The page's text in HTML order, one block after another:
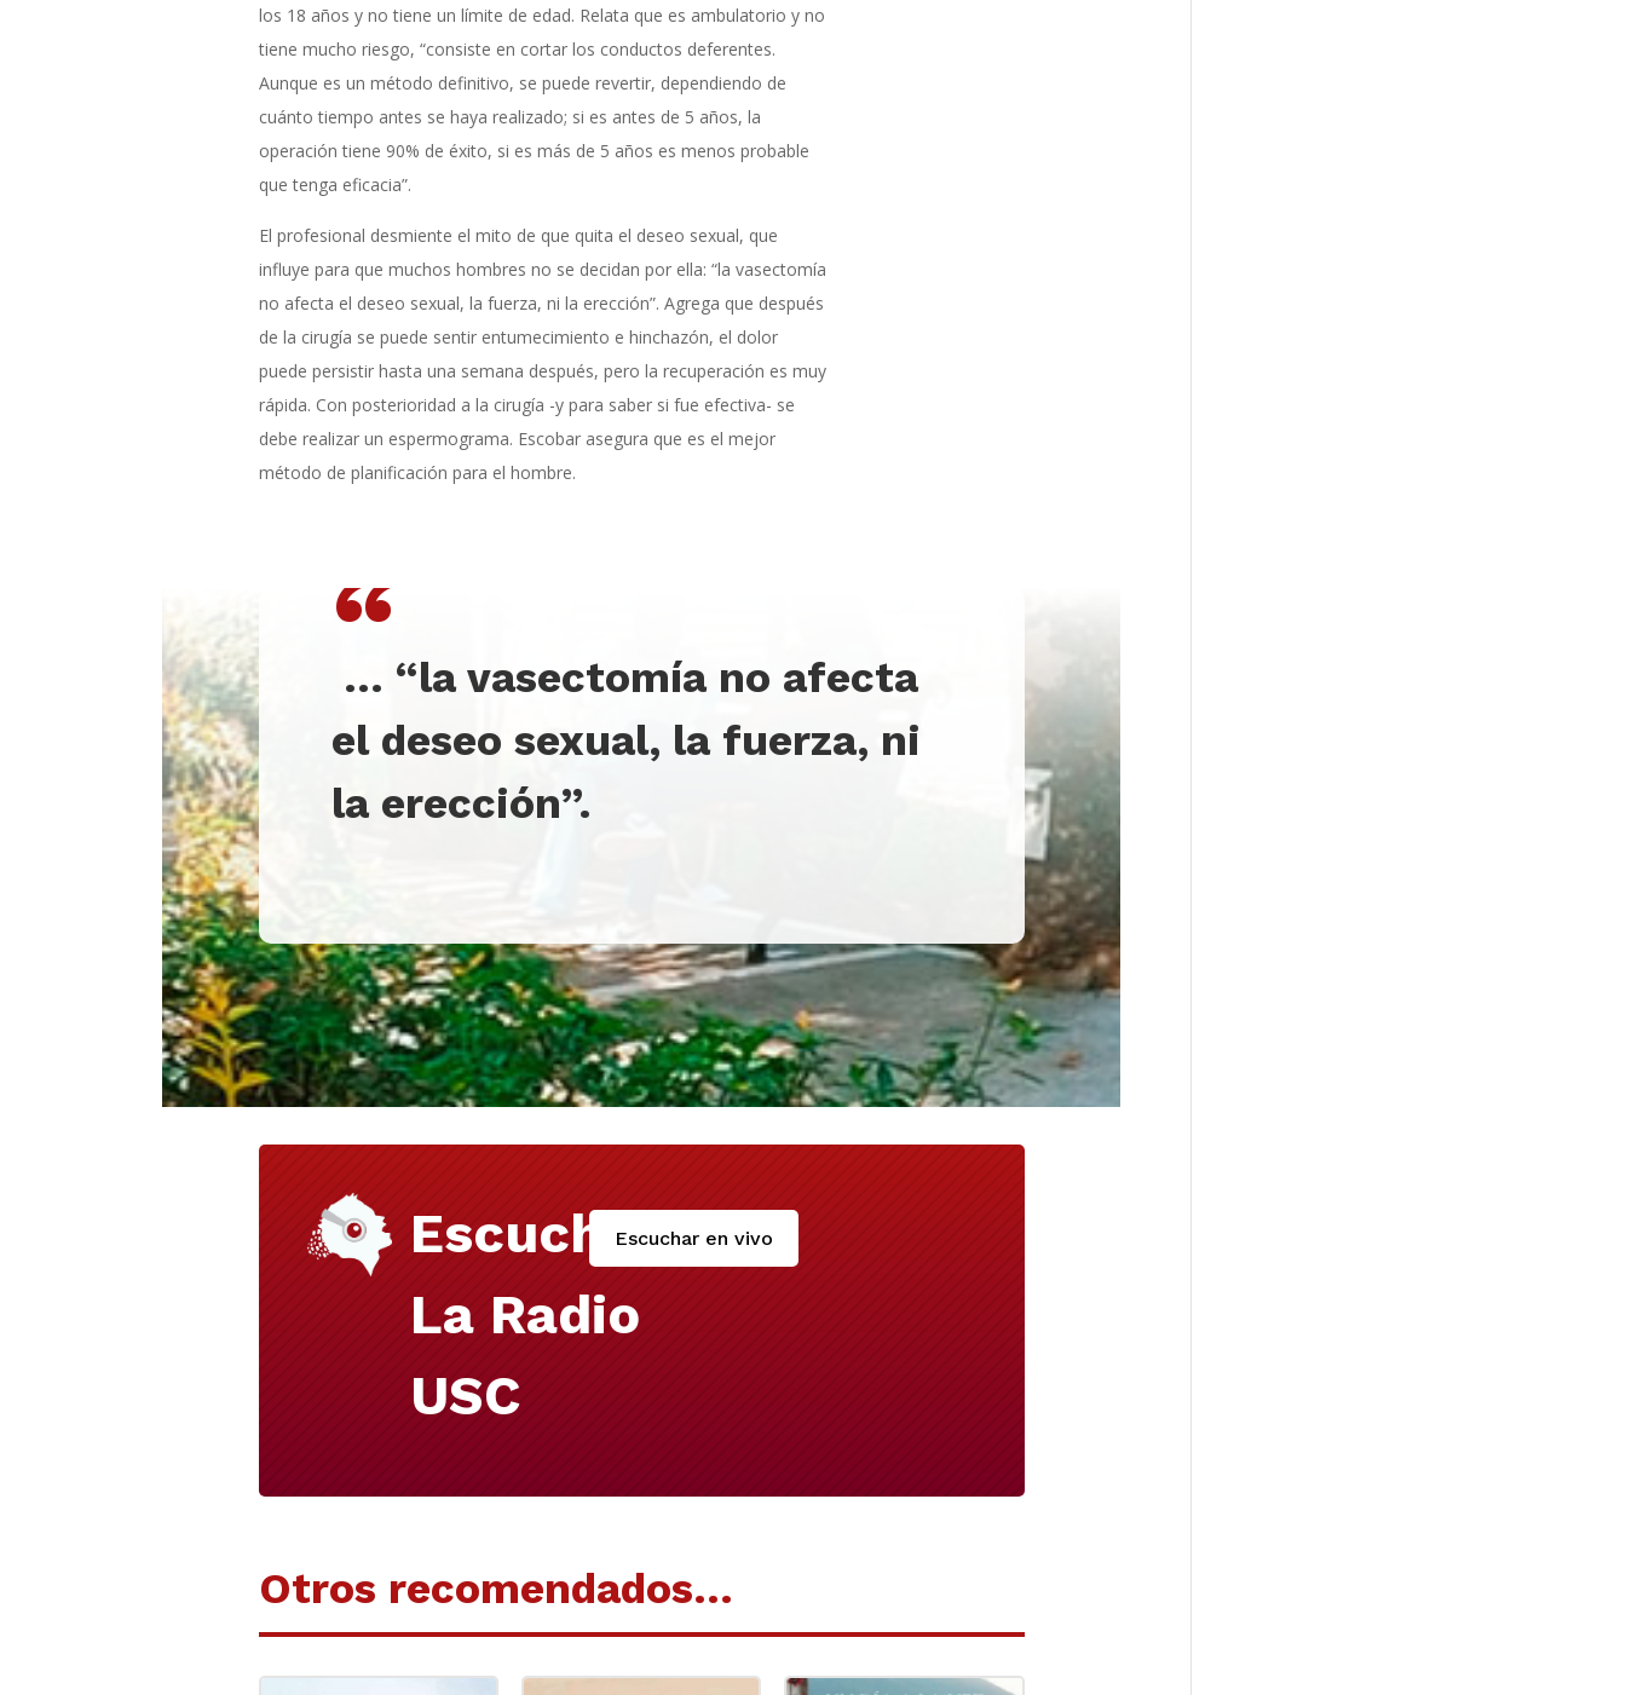
los 18 años y no tiene un límite de edad. Relata que es ambulatorio y no
tiene mucho riesgo, “consiste en cortar los conductos deferentes.
Aunque es un método definitivo, se puede revertir, dependiendo de
cuánto tiempo antes se haya realizado; si es antes de 5 años, la
operación tiene 90% de éxito, si es más de 5 años es menos probable
que tenga eficacia”.
El profesional desmiente el mito de que quita el deseo sexual, que
influye para que muchos hombres no se decidan por ella: “la vasectomía
no afecta el deseo sexual, la fuerza, ni la erección”. Agrega que después
de la cirugía se puede sentir entumecimiento e hinchazón, el dolor
puede persistir hasta una semana después, pero la recuperación es muy
rápida. Con posterioridad a la cirugía -y para saber si fue efectiva- se
debe realizar un espermograma. Escobar asegura que es el mejor
método de planificación para el hombre.
“
… “la vasectomía no afecta
el deseo sexual, la fuerza, ni
la erección”.
Escucha
La Radio
USC
Escuchar en vivo
Otros recomendados…